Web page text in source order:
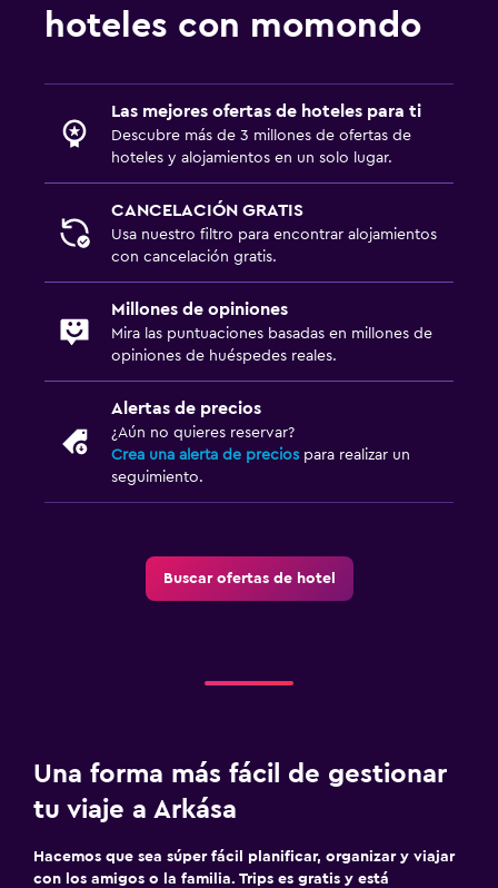
hoteles con momondo
Las mejores ofertas de hoteles para ti
Descubre más de 3 millones de ofertas de
hoteles y alojamientos en un solo lugar.
CANCELACIÓN GRATIS
Usa nuestro filtro para encontrar alojamientos
con cancelación gratis.
Millones de opiniones
Mira las puntuaciones basadas en millones de
opiniones de huéspedes reales.
Alertas de precios
¿Aún no quieres reservar?
Crea una alerta de precios para realizar un
seguimiento.
Buscar ofertas de hotel
Una forma más fácil de gestionar
tu viaje a Arkása
Hacemos que sea súper fácil planificar, organizar y viajar
con los amigos o la familia. Trips es gratis y está